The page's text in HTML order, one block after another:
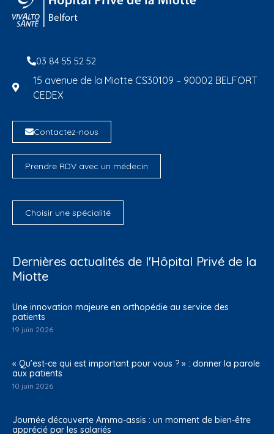
03 84 55 52 52
15 avenue de la Miotte CS30109 – 90002 BELFORT
CEDEX
Contactez-nous
Prendre RDV avec un médecin
Choisir une spécialité
Dernières actualités de l'Hôpital Privé de la
Miotte
Une innovation majeure en orthopédie au service des
patients
19 juin 2026
« Qu’est-ce qui est important pour vous ? » : donner la parole
aux patients
10 juin 2026
Journée découverte Amma-assis : un moment de bien-être
apprécié par les salariés